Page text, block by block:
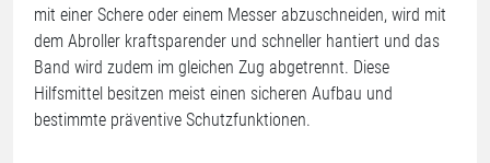
mit einer Schere oder einem Messer abzuschneiden, wird mit
dem Abroller kraftsparender und schneller hantiert und das
Band wird zudem im gleichen Zug abgetrennt. Diese
Hilfsmittel besitzen meist einen sicheren Aufbau und
bestimmte präventive Schutzfunktionen.